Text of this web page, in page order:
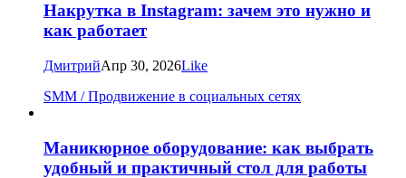
Накрутка в Instagram: зачем это нужно и
как работает
ДмитрийАпр 30, 2026Like
SMM / Продвижение в социальных сетях
Маникюрное оборудование: как выбрать
удобный и практичный стол для работы